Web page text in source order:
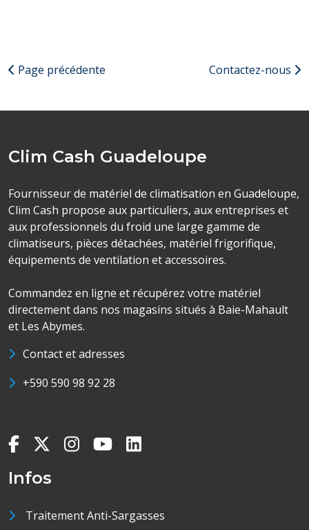
sont utilisés comme alternative au latex ou vinyl en cas
caoutchouc. Le nitrile est une bonne alternative car il est
alimentaire. Nos gants disposent de notre finition grip
Page précédente Contactez-nous
Clim Cash Guadeloupe
Fournisseur de matériel de climatisation en Guadeloupe,
Clim Cash propose aux particuliers, aux entreprises et
aux professionnels du froid une large gamme de
climatiseurs, pièces détachées, matériel frigorifique,
équipements de ventilation et accessoires.
Commandez en ligne et récupérez votre matériel
directement dans nos magasins situés à Baie-Mahault
et Les Abymes.
Contact et adresses
+590 590 98 92 28
Infos
Traitement Anti-Sargasses